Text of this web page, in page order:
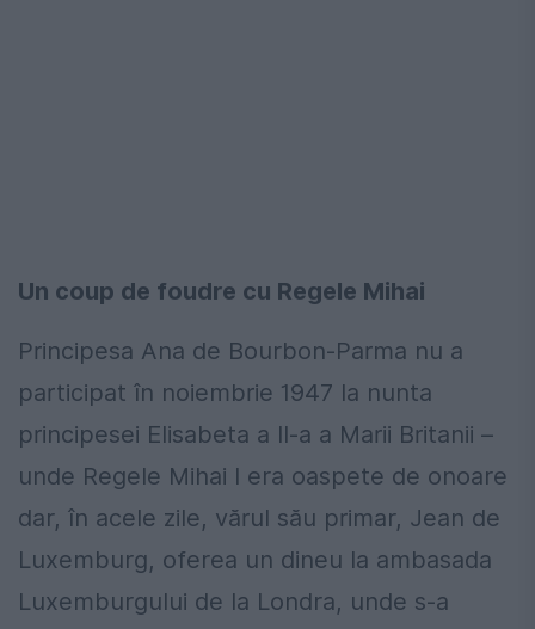
Un coup de foudre cu Regele Mihai
Principesa Ana de Bourbon-Parma nu a
participat în noiembrie 1947 la nunta
principesei Elisabeta a II-a a Marii Britanii –
unde Regele Mihai I era oaspete de onoare
dar, în acele zile, vărul său primar, Jean de
Luxemburg, oferea un dineu la ambasada
Luxemburgului de la Londra, unde s-a